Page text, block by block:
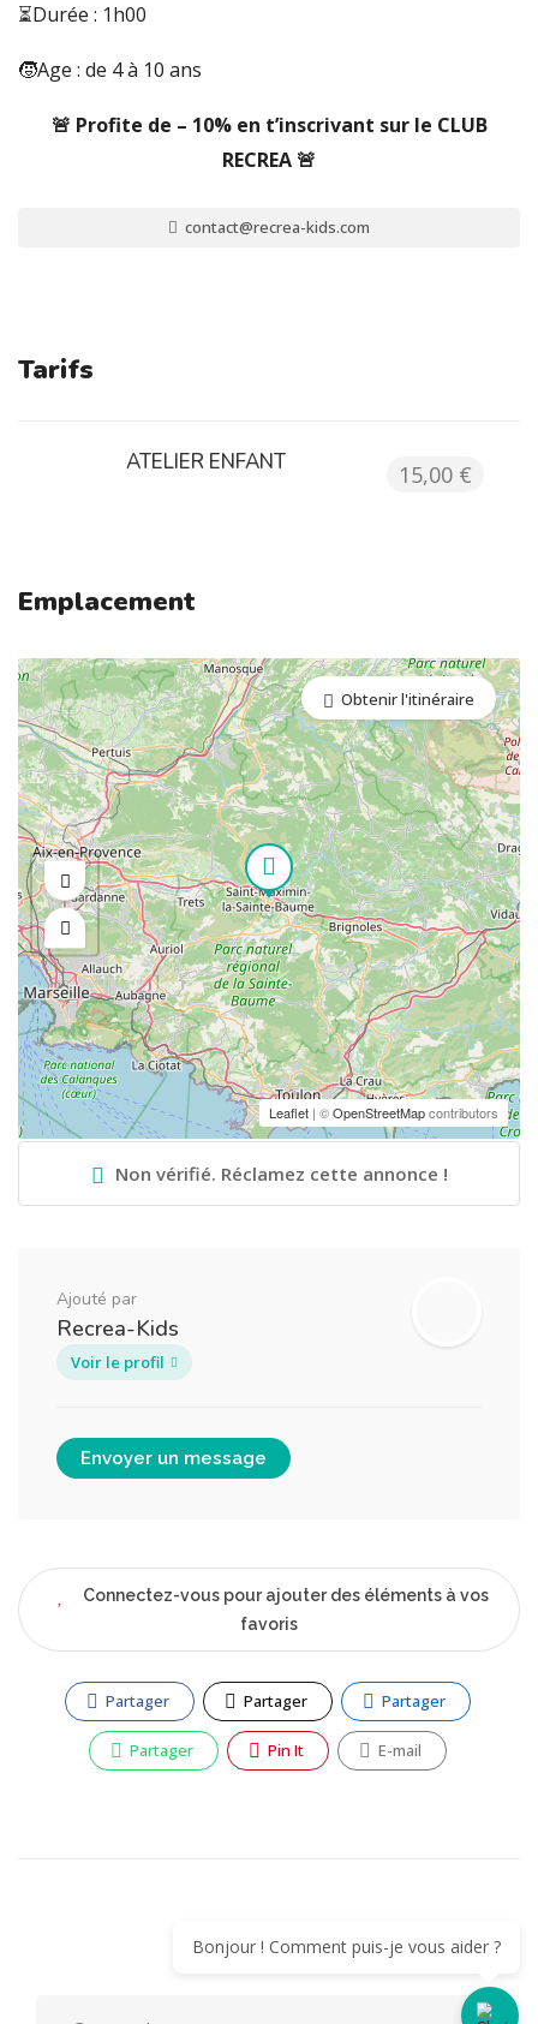
⏳Durée : 1h00
🧒Age : de 4 à 10 ans
🚨 Profite de – 10% en t’inscrivant sur le CLUB
RECREA 🚨
contact@recrea-kids.com
Tarifs
ATELIER ENFANT 15,00 €
Emplacement
Leaflet | ©OpenStreetMapcontributors
Obtenir l'itinéraire
Non vérifié. Réclamez cette annonce !
Ajouté par
Recrea-Kids
Voir le profil
Envoyer un message
Connectez-vous pour ajouter des éléments à vos
favoris
Partager Partager Partager
Partager Pin It E-mail
Bonjour ! Comment puis-je vous aider ?